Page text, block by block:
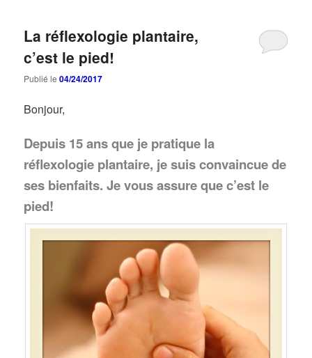
La réflexologie plantaire,
c’est le pied!
Publié le04/24/2017
Bonjour,
Depuis 15 ans que je pratique la
réflexologie plantaire, je suis convaincue de
ses bienfaits. Je vous assure que c’est le
pied!